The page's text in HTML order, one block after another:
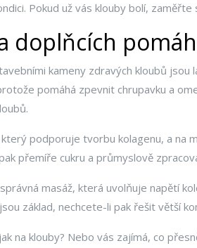
Pokud už vás klouby bolí,
doplňcích
kameny zdravých kloubů
pomáhá zpevnit chrupavku a
podporuje tvorbu kolagenu, a na
přemíře cukru a průmyslově
masáž, která uvolňuje napětí
základ, nechcete-li pak řešit větší
na klouby? Nebo vás zajímá, co